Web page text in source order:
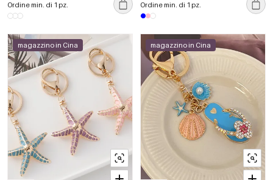
Ordine min. di 1 pz. Ordine min. di 1 pz.
magazzino in Cina magazzino in Cina